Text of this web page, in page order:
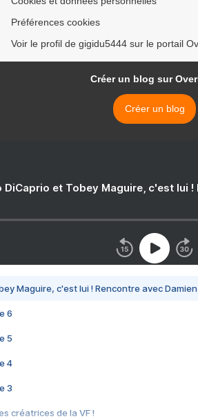
Préférences cookies
Voir le profil de gigidu5444 sur le portail
Créer un blog sur
Créer un blog
DiCaprio et Tobey Maguire, c'est lui
Maguire, c'est lui ! Rencontre avec
6
5
4
3
créatrices de la VF !